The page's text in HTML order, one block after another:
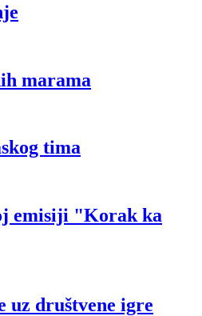
marama
tima
emisiji "Korak ka
uz društvene igre